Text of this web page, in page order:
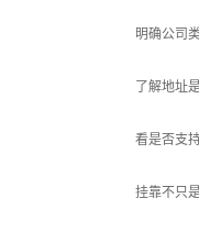
明确公司
了解地址
看是否支
挂靠不只